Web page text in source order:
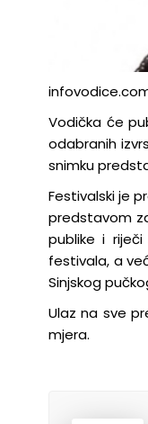
Vodička će
odabranih
snimku
Festivalski je
predstavom
publike i
festivala, a
Sinjskog
Ulaz na sve
mjera.